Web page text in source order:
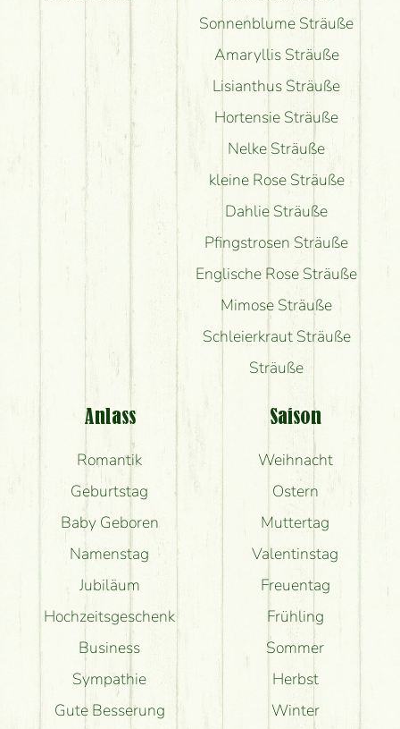
Sonnenblume Sträuße
Amaryllis Sträuße
Lisianthus Sträuße
Hortensie Sträuße
Nelke Sträuße
kleine Rose Sträuße
Dahlie Sträuße
Pfingstrosen Sträuße
Englische Rose Sträuße
Mimose Sträuße
Schleierkraut Sträuße
Sträuße
Anlass
Romantik
Geburtstag
Baby Geboren
Namenstag
Jubiläum
Hochzeitsgeschenk
Business
Sympathie
Gute Besserung
Saison
Weihnacht
Ostern
Muttertag
Valentinstag
Freuentag
Frühling
Sommer
Herbst
Winter